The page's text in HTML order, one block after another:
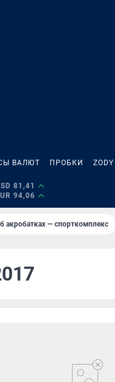
ВАЛЮТ ПРОБКИ ZODY
81,41
94,06
акробатках — спорткомплекс